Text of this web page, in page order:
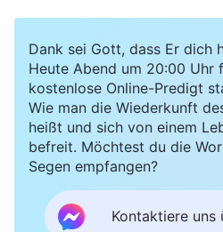
Dank sei Gott, dass Er dich
Heute Abend um 20:00 Uhr
kostenlose Online-Predigt
Wie man die Wiederkunft
heißt und sich von einem
befreit. Möchtest du die
Segen empfangen?
Kontaktiere uns